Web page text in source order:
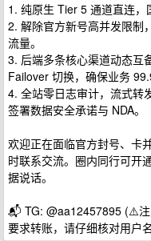
1. 纯原生 Tier 5 通道直连，
2. 解除官方新号高并发限制
流量。
3. 后端多条核心渠道动态互
Failover 切换，确保业务
4. 全站零日志审计，流式转
签署数据安全承诺与 NDA。
欢迎正在面临官方封号、卡
时联系交流。圈内同行可开
据说话。
📬 TG: @aa12457895 (⚠️
要求转账，请仔细核对用户